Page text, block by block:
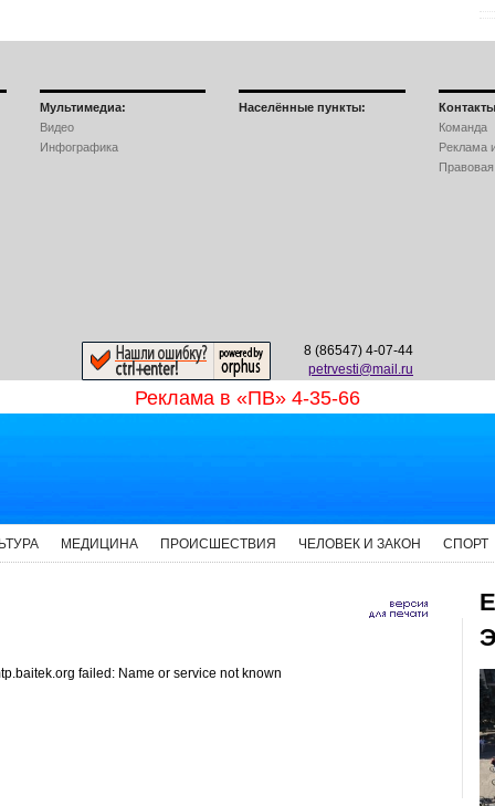
Мультимедиа:
Видео
Инфографика
Населённые пункты:
Команда
Реклама
8 (86547) 4-07-44
petrvesti@mail.ru
Реклама в «ПВ» 4-35-66
МЕДИЦИНА ПРОИСШЕСТВИЯ ЧЕЛОВЕК И ЗАКОН СПОРТ
failed: Name or service not known